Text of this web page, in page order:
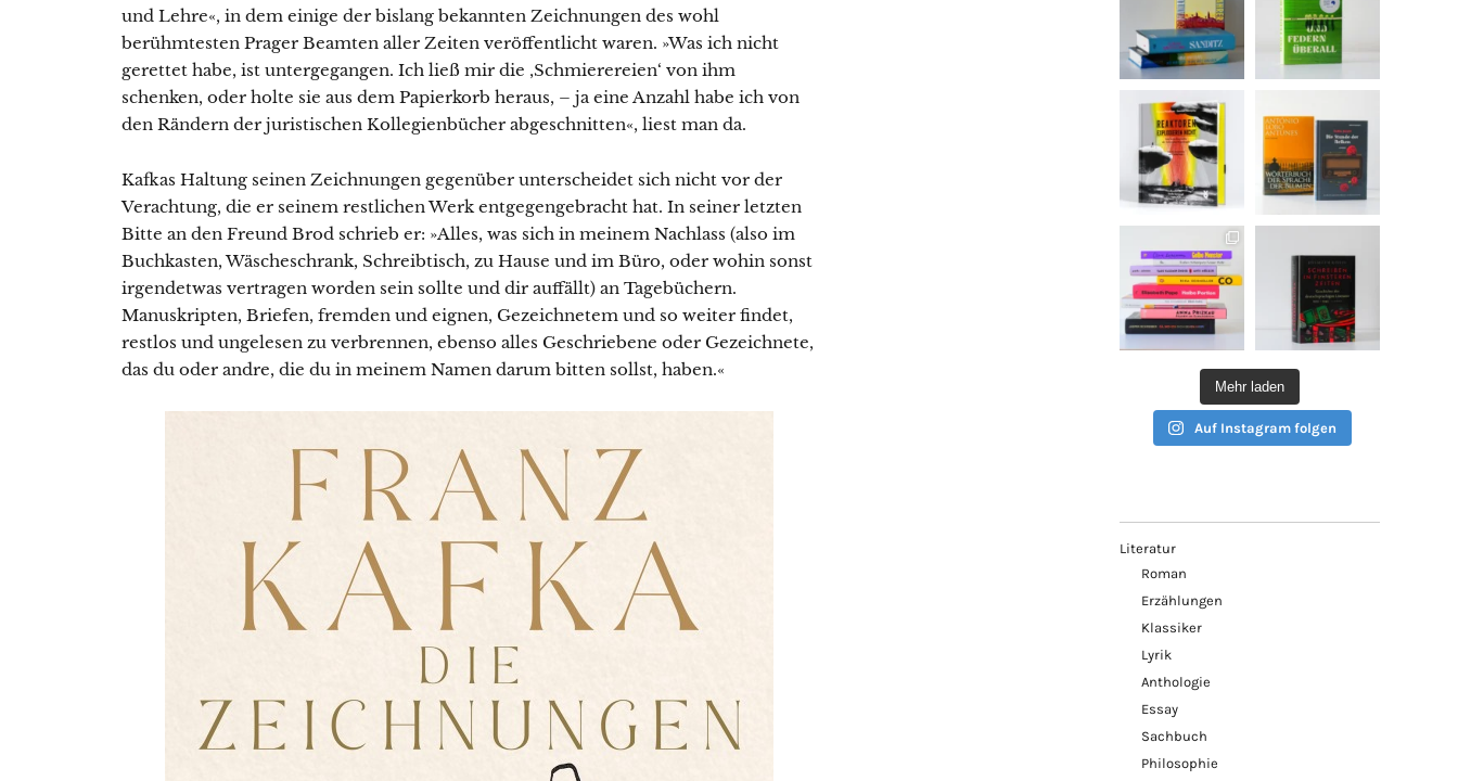
und Lehre«, in dem einige der bislang bekannten Zeichnungen des wohl
berühmtesten Prager Beamten aller Zeiten veröffentlicht waren. »Was ich nicht
gerettet habe, ist untergegangen. Ich ließ mir die ‚Schmierereien‘ von ihm
schenken, oder holte sie aus dem Papierkorb heraus, – ja eine Anzahl habe ich von
den Rändern der juristischen Kollegienbücher abgeschnitten«, liest man da.
Kafkas Haltung seinen Zeichnungen gegenüber unterscheidet sich nicht vor der
Verachtung, die er seinem restlichen Werk entgegengebracht hat. In seiner letzten
Bitte an den Freund Brod schrieb er: »Alles, was sich in meinem Nachlass (also im
Buchkasten, Wäscheschrank, Schreibtisch, zu Hause und im Büro, oder wohin sonst
irgendetwas vertragen worden sein sollte und dir auffällt) an Tagebüchern.
Manuskripten, Briefen, fremden und eignen, Gezeichnetem und so weiter findet,
restlos und ungelesen zu verbrennen, ebenso alles Geschriebene oder Gezeichnete,
das du oder andre, die du in meinem Namen darum bitten sollst, haben.«
Mehr laden
Auf Instagram folgen
Literatur
Roman
Erzählungen
Klassiker
Lyrik
Anthologie
Essay
Sachbuch
Philosophie